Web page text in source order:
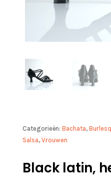
Categorieën: Bachata,
Salsa, Vrouwen
Black latin,